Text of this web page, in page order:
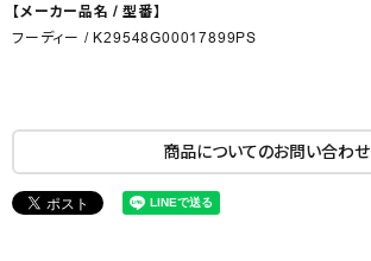
【メーカー品名 / 型番】
フーディー / K29548G00017899PS
商品についてのお問い合わせ